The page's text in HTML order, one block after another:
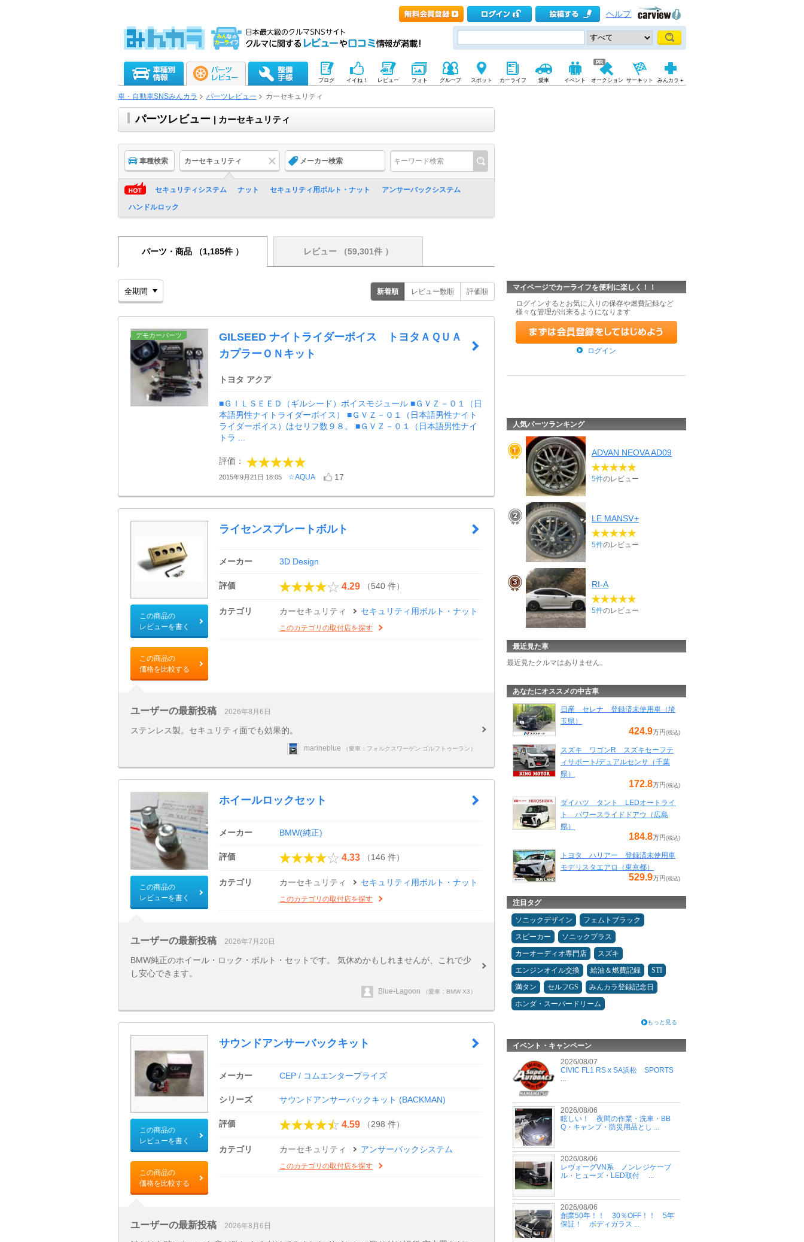
ヘルプ
ブログ イイね！ レビュー フォト グループ スポット カーライフ 愛車 イベント オークション サーキット みんカラ＋
車・自動車SNSみんカラ パーツレビュー カーセキュリティ
パーツレビュー | カーセキュリティ
車種検索 カーセキュリティ メーカー検索
セキュリティシステム ナット セキュリティ用ボルト・ナット アンサーバックシステム
ハンドルロック
パーツ・商品 （1,185件 ） レビュー （59,301件 ）
新着順 レビュー数順 評価順
デモカーパーツ
GILSEED ナイトライダーボイス トヨタＡＱＵＡ
カプラーＯＮキット
トヨタ アクア
■ＧＩＬＳＥＥＤ（ギルシード）ボイスモジュール ■ＧＶＺ－０１（日
本語男性ナイトライダーボイス） ■ＧＶＺ－０１（日本語男性ナイト
ライダーボイス）はセリフ数９８。 ■ＧＶＺ－０１（日本語男性ナイ
トラ ...
評価：
2015年9月21日 18:05 ☆AQUA 17
この商品の
レビューを書く
この商品の
価格を比較する
ライセンスプレートボルト
メーカー 3D Design
評価 4.29 （540 件）
カテゴリ カーセキュリティ セキュリティ用ボルト・ナット
このカテゴリの取付店を探す
ユーザーの最新投稿 2026年8月6日
ステンレス製。セキュリティ面でも効果的。
marineblue （愛車：フォルクスワーゲン ゴルフトゥーラン）
この商品の
レビューを書く
ホイールロックセット
メーカー BMW(純正)
評価 4.33 （146 件）
カテゴリ カーセキュリティ セキュリティ用ボルト・ナット
このカテゴリの取付店を探す
ユーザーの最新投稿 2026年7月20日
BMW純正のホイール・ロック・ボルト・セットです。 気休めかもしれませんが、これで少
し安心できます。
Blue-Lagoon （愛車：BMW X3）
この商品の
レビューを書く
この商品の
価格を比較する
サウンドアンサーバックキット
メーカー CEP / コムエンタープライズ
シリーズ サウンドアンサーバックキット (BACKMAN)
評価 4.59 （298 件）
カテゴリ カーセキュリティ アンサーバックシステム
このカテゴリの取付店を探す
ユーザーの最新投稿 2026年8月6日
マイページでカーライフを便利に楽しく！！
ログインするとお気に入りの保存や燃費記録など
様々な管理が出来るようになります
ログイン
人気パーツランキング
ADVAN NEOVA AD09
5件のレビュー
LE MANSⅤ+
5件のレビュー
RI-A
5件のレビュー
最近見た車
最近見たクルマはありません。
あなたにオススメの中古車
日産 セレナ 登録済未使用車（埼
玉県）
424.9万円(税込)
スズキ ワゴンR スズキセーフテ
ィサポート/デュアルセンサ（千葉
県）
172.8万円(税込)
ダイハツ タント LEDオートライ
ト パワースライドドアウ（広島
県）
184.8万円(税込)
トヨタ ハリアー 登録済未使用車
モデリスタエアロ（東京都）
529.9万円(税込)
注目タグ
ソニックデザイン
フェムトブラック
スピーカー
ソニックプラス
カーオーディオ専門店
スズキ
エンジンオイル交換
給油＆燃費記録
STI
満タン
セルフGS
みんカラ登録記念日
ホンダ・スーパードリーム
もっと見る
イベント・キャンペーン
2026/08/07
CIVIC FL1 RS x SA浜松 SPORTS
...
2026/08/06
眩しい！ 夜間の作業・洗車・BB
Q・キャンプ・防災用品とし ...
2026/08/06
レヴォーグVN系 ノンレジケーブ
ル・ヒューズ・LED取付 ...
2026/08/06
創業50年！！ 30％OFF！！ 5年
保証！ ボディガラス ...